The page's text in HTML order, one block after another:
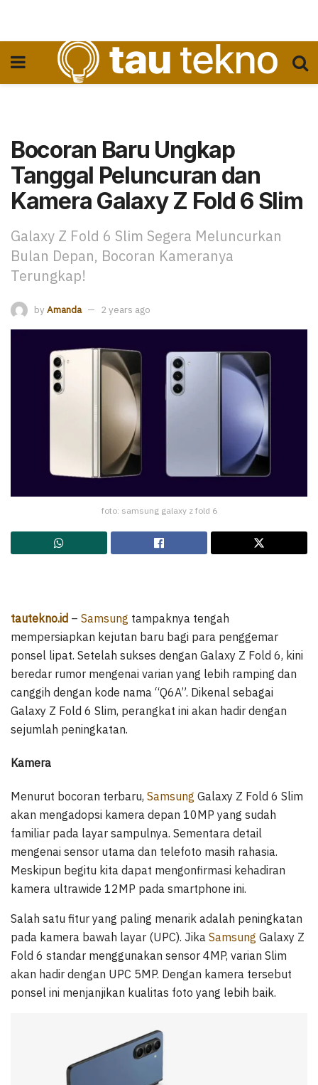
Bocoran Baru Ungkap
Tanggal Peluncuran dan
Kamera Galaxy Z Fold 6 Slim
Galaxy Z Fold 6 Slim Segera Meluncurkan
Bulan Depan, Bocoran Kameranya
Terungkap!
by Amanda 2 years ago
foto: samsung galaxy z fold 6
tautekno.id – Samsung tampaknya tengah
mempersiapkan kejutan baru bagi para penggemar
ponsel lipat. Setelah sukses dengan Galaxy Z Fold 6, kini
beredar rumor mengenai varian yang lebih ramping dan
canggih dengan kode nama “Q6A”. Dikenal sebagai
Galaxy Z Fold 6 Slim, perangkat ini akan hadir dengan
sejumlah peningkatan.
Kamera
Menurut bocoran terbaru, Samsung Galaxy Z Fold 6 Slim
akan mengadopsi kamera depan 10MP yang sudah
familiar pada layar sampulnya. Sementara detail
mengenai sensor utama dan telefoto masih rahasia.
Meskipun begitu kita dapat mengonfirmasi kehadiran
kamera ultrawide 12MP pada smartphone ini.
Salah satu fitur yang paling menarik adalah peningkatan
pada kamera bawah layar (UPC). Jika Samsung Galaxy Z
Fold 6 standar menggunakan sensor 4MP, varian Slim
akan hadir dengan UPC 5MP. Dengan kamera tersebut
ponsel ini menjanjikan kualitas foto yang lebih baik.